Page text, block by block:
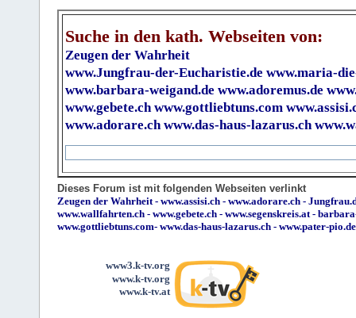
Suche in den kath. Webseiten von:
Zeugen der Wahrheit
www.Jungfrau-der-Eucharistie.de www.maria-
www.barbara-weigand.de www.adoremus.de
www.gebete.ch www.gottliebtuns.com
www.adorare.ch www.das-haus-lazarus.ch
Dieses Forum ist mit folgenden Webseiten verlinkt
Zeugen der Wahrheit- www.assisi.ch - www.adorare.ch -
www.wallfahrten.ch - www.gebete.ch - www.segenskreis.at-
www.gottliebtuns.com- www.das-haus-lazarus.ch - www.pater-pio.de
www3.k-tv.org
www.k-tv.org
www.k-tv.at